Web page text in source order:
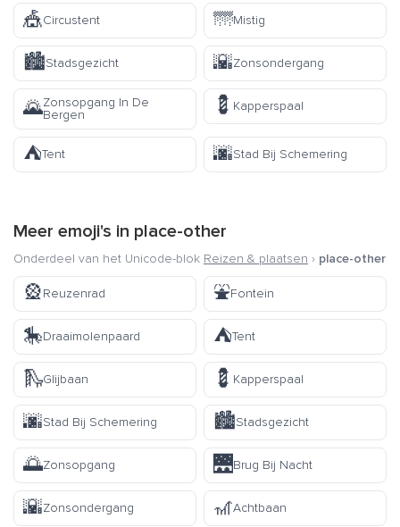
🎪Circustent 🌁Mistig
🏙️Stadsgezicht 🌇Zonsondergang
🌄Zonsopgang In De
Bergen
💈 Kapperspaal
⛺Tent 🌆Stad Bij Schemering
Meer emoji's in place-other
Onderdeel van het Unicode-blok Reizen & plaatsen › place-other
🎡Reuzenrad ⛲Fontein
🎠Draaimolenpaard ⛺Tent
🛝Glijbaan 💈 Kapperspaal
🌆Stad Bij Schemering 🏙️Stadsgezicht
🌅Zonsopgang 🌉Brug Bij Nacht
🌇Zonsondergang 🎢Achtbaan